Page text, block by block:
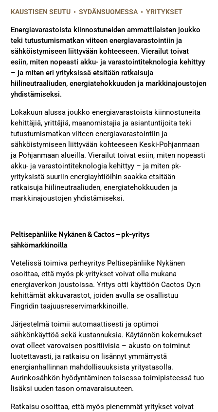
KAUSTISEN SEUTU •SYDÄNSUOMESSA •YRITYKSET
Energiavarastoista kiinnostuneiden ammattilaisten joukko
teki tutustumismatkan viiteen energiavarastointiin ja
sähköistymiseen liittyvään kohteeseen. Vierailut toivat
esiin, miten nopeasti akku- ja varastointiteknologia kehittyy
– ja miten eri yrityksissä etsitään ratkaisuja
hiilineutraaliuden, energiatehokkuuden ja markkinajoustojen
yhdistämiseksi.
Lokakuun alussa joukko energiavarastoista kiinnostuneita
kehittäjiä, yrittäjiä, maanomistajia ja asiantuntijoita teki
tutustumismatkan viiteen energiavarastointiin ja
sähköistymiseen liittyvään kohteeseen Keski-Pohjanmaan
ja Pohjanmaan alueilla. Vierailut toivat esiin, miten nopeasti
akku- ja varastointiteknologia kehittyy – ja miten pk-
yrityksistä suuriin energiayhtiöihin saakka etsitään
ratkaisuja hiilineutraaliuden, energiatehokkuuden ja
markkinajoustojen yhdistämiseksi.
Peltisepänliike Nykänen & Cactos – pk-yritys
sähkömarkkinoilla
Vetelissä toimiva perheyritys Peltisepänliike Nykänen
osoittaa, että myös pk-yritykset voivat olla mukana
energiaverkon joustoissa. Yritys otti käyttöön Cactos Oy:n
kehittämät akkuvarastot, joiden avulla se osallistuu
Fingridin taajuusreservimarkkinoille.
Järjestelmä toimii automaattisesti ja optimoi
sähkönkäyttöä sekä kustannuksia. Käytännön kokemukset
ovat olleet varovaisen positiivisia – akusto on toiminut
luotettavasti, ja ratkaisu on lisännyt ymmärrystä
energianhallinnan mahdollisuuksista yritystasolla.
Aurinkosähkön hyödyntäminen toisessa toimipisteessä tuo
lisäksi uuden tason omavaraisuuteen.
Ratkaisu osoittaa, että myös pienemmät yritykset voivat